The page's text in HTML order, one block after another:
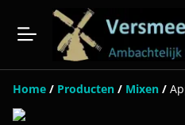
Home / Producten / Mixen /